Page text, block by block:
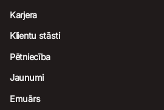
Karjera
Klientu stāsti
Pētniecība
Jaunumi
Emuārs